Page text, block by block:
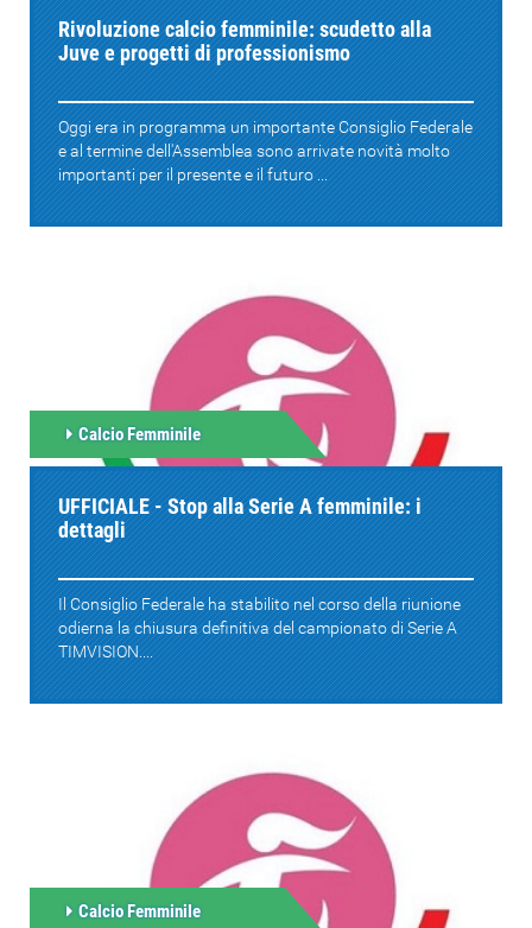
Rivoluzione calcio femminile: scudetto alla
Juve e progetti di professionismo
Oggi era in programma un importante Consiglio Federale
e al termine dell'Assemblea sono arrivate novità molto
importanti per il presente e il futuro ...
Calcio Femminile
UFFICIALE - Stop alla Serie A femminile: i
dettagli
Il Consiglio Federale ha stabilito nel corso della riunione
odierna la chiusura definitiva del campionato di Serie A
TIMVISION....
Calcio Femminile